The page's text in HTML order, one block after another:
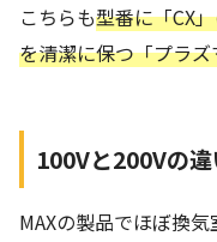
こちらも型番に「CX
を清潔に保つ「プラ
100Vと200Vの
MAXの製品でほぼ換